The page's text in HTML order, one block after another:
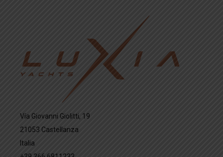
Vía Giovanni Giolitti, 19
21053 Castellanza
Italia